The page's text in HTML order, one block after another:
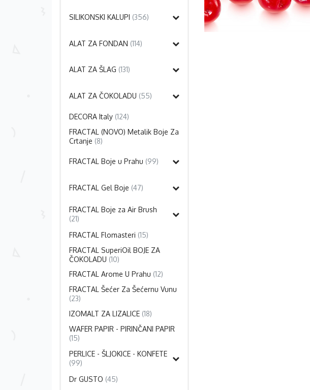
SILIKONSKI KALUPI (356)
ALAT ZA FONDAN (114)
ALAT ZA ŠLAG (131)
ALAT ZA ČOKOLADU (55)
DECORA Italy (124)
FRACTAL (NOVO) Metalik Boje Za
Crtanje (8)
FRACTAL Boje u Prahu (99)
FRACTAL Gel Boje (47)
FRACTAL Boje za Air Brush
(21)
FRACTAL Flomasteri (15)
FRACTAL SuperiOil BOJE ZA
ČOKOLADU (10)
FRACTAL Arome U Prahu (12)
FRACTAL Šećer Za Šećernu Vunu
(23)
IZOMALT ZA LIZALICE (18)
WAFER PAPIR - PIRINČANI PAPIR
(15)
PERLICE - ŠLJOKICE - KONFETE
(99)
Dr GUSTO (45)